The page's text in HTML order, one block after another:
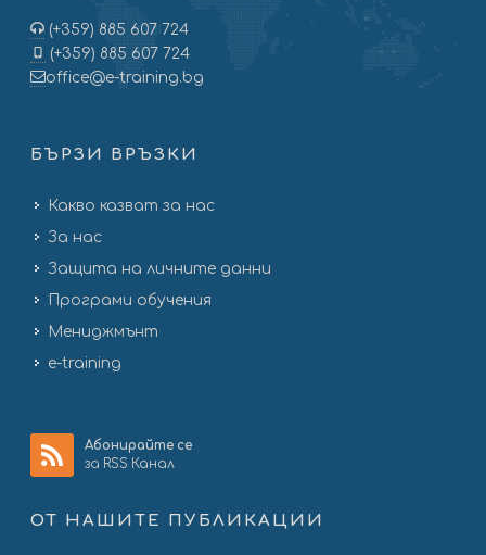
(+359) 885 607 724
(+359) 885 607 724
office@e-training.bg
БЪРЗИ ВРЪЗКИ
Какво казват за нас
За нас
Защита на личните данни
Програми обучения
Мениджмънт
e-training
Абонирайте се
за RSS Канал
ОТ НАШИТЕ ПУБЛИКАЦИИ